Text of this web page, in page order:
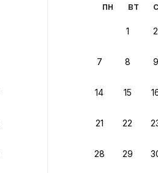
пн
вт
1 2
7 8 9
14 15
21 22
28 29